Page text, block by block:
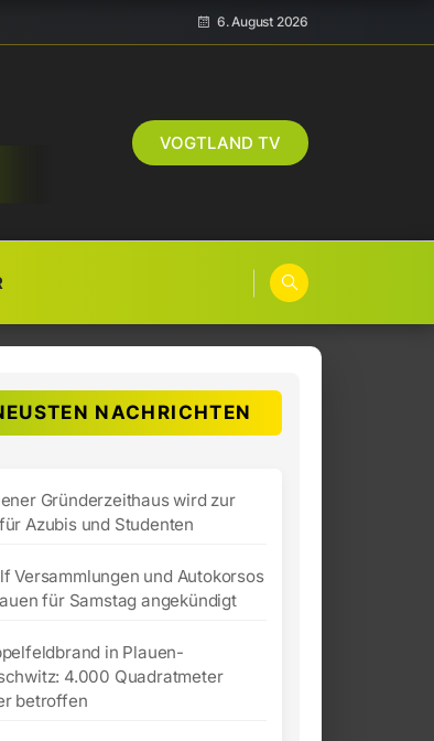
6. August 2026
VOGTLAND TV
NACHRICHTEN
Gründerzeithaus wird zur
Azubis und Studenten
Versammlungen und Autokorsos
für Samstag angekündigt
in Plauen-
4.000 Quadratmeter
betroffen